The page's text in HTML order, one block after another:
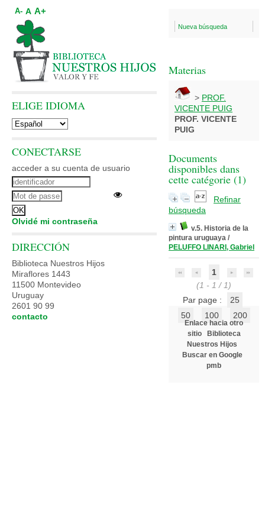
Nueva búsqueda
Materias
> PROF.
VICENTE PUIG
PROF. VICENTE
PUIG
Documents
disponibles dans
cette catégorie (1)
Refinar
búsqueda
v.5. Historia de la
pintura uruguaya /
PELUFFO LINARI, Gabriel
1
(1 - 1 / 1)
Par page :
25
50
100 200
Enlace hacia otro
sitio
Biblioteca
Nuestros Hijos
Buscar en Google
pmb
A- A A+
ELIGE IDIOMA
CONECTARSE
acceder a su cuenta de usuario
Olvidé mi contraseña
DIRECCIÓN
Biblioteca Nuestros Hijos
Miraflores 1443
11500 Montevideo
Uruguay
2601 90 99
contacto